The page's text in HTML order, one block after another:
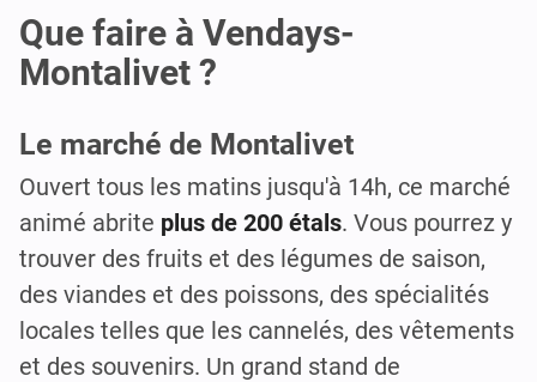
Que faire à Vendays-
Montalivet ?
Le marché de Montalivet
Ouvert tous les matins jusqu'à 14h, ce marché
animé abrite plus de 200 étals. Vous pourrez y
trouver des fruits et des légumes de saison,
des viandes et des poissons, des spécialités
locales telles que les cannelés, des vêtements
et des souvenirs. Un grand stand de